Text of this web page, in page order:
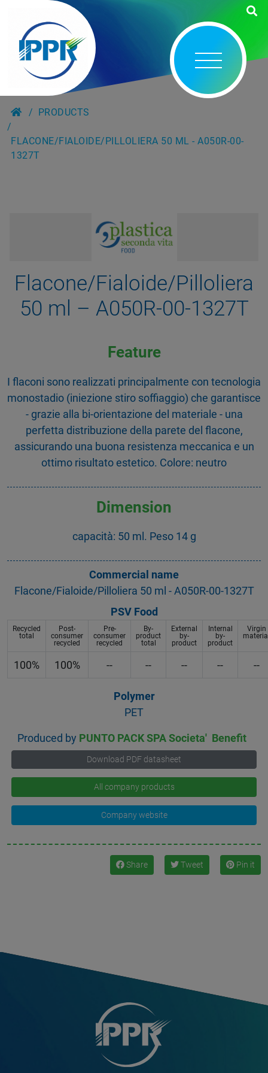
PRODUCTS
FLACONE/FIALOIDE/PILLOLIERA 50 ML - A050R-00-
1327T
Flacone/Fialoide/Pilloliera
50 ml – A050R-00-1327T
Feature
I flaconi sono realizzati principalmente con tecnologia
monostadio (iniezione stiro soffiaggio) che garantisce
- grazie alla bi-orientazione del materiale - una
perfetta distribuzione della parete del flacone,
assicurando una buona resistenza meccanica e un
ottimo risultato estetico. Colore: neutro
Dimension
capacità: 50 ml. Peso 14 g
Commercial name
Flacone/Fialoide/Pilloliera 50 ml - A050R-00-1327T
PSV Food
Recycled
total
Post-
consumer
recycled
Pre-
consumer
recycled
By-
product
total
External
by-
product
Internal
by-
product
Virgin
100% 100% -- -- -- -- --
Polymer
PET
Produced by PUNTO PACK SPA Societa' Benefit
Download PDF datasheet
All company products
Company website
Share Tweet Pin it